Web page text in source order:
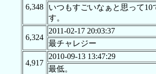
6,348
いつもすごいなぁと思って
す。
6,324
2011-02-17 20:03:37
最チャレジー
4,917
2010-09-13 13:47:29
最低。